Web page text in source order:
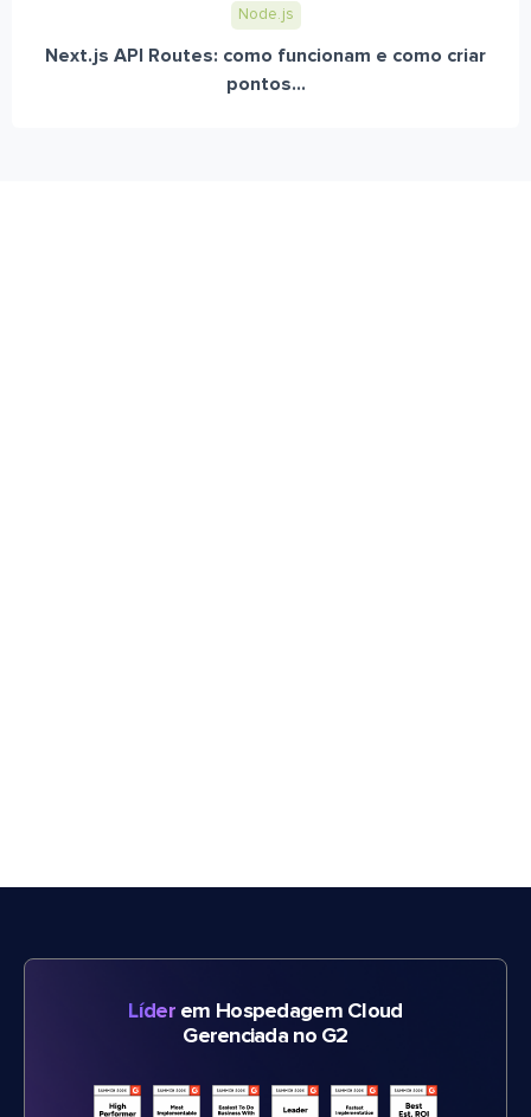
Node.js
Next.js API Routes: como funcionam e como criar
pontos...
Líderem Hospedagem Cloud
Gerenciada no G2